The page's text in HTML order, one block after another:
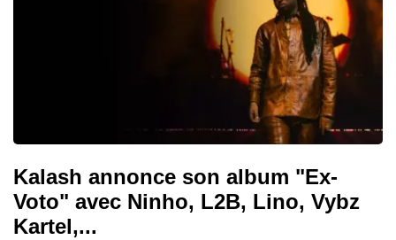
Kalash annonce son album "Ex-
Voto" avec Ninho, L2B, Lino, Vybz
Kartel,...